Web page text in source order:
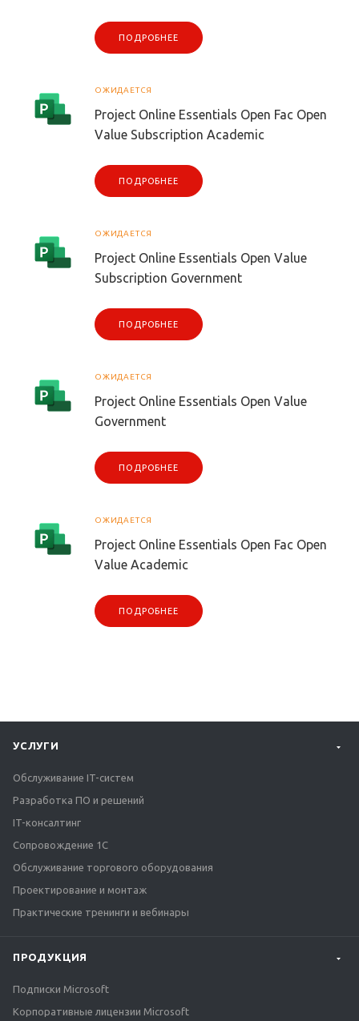
ПОДРОБНЕЕ
ОЖИДАЕТСЯ
Project Online Essentials Open Fac Open
Value Subscription Academic
ПОДРОБНЕЕ
ОЖИДАЕТСЯ
Project Online Essentials Open Value
Subscription Government
ПОДРОБНЕЕ
ОЖИДАЕТСЯ
Project Online Essentials Open Value
Government
ПОДРОБНЕЕ
ОЖИДАЕТСЯ
Project Online Essentials Open Fac Open
Value Academic
ПОДРОБНЕЕ
УСЛУГИ
Обслуживание IT-систем
Разработка ПО и решений
IT-консалтинг
Сопровождение 1С
Обслуживание торгового оборудования
Проектирование и монтаж
Практические тренинги и вебинары
ПРОДУКЦИЯ
Подписки Microsoft
Корпоративные лицензии Microsoft